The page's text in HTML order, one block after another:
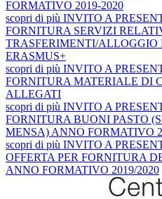
FORMATIVO 2019-2020
scopri di più INVITO A
FORNITURA SERVIZI
TRASFERIMENTI/ALLOGGIO
ERASMUS+
scopri di più INVITO A
FORNITURA MATERIALE DI
ALLEGATI
scopri di più INVITO A
FORNITURA BUONI PASTO
MENSA) ANNO FORMATIVO
scopri di più INVITO A
OFFERTA PER FORNITURA
ANNO FORMATIVO 2019/2020